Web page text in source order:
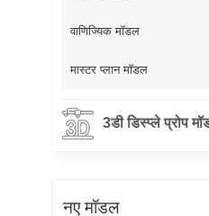
वाणिज्यिक मॉडल
मास्टर प्लान मॉडल
3डी डिस्प्ले प्रोप
नए मॉडल